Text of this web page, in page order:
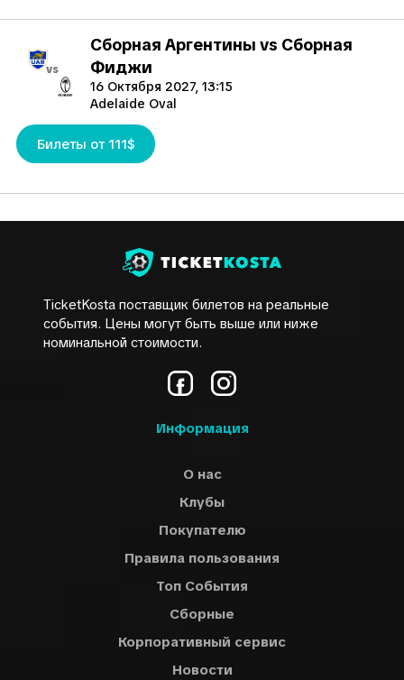
vs
Сборная Аргентины vs Сборная
Фиджи
16 Октября 2027, 13:15
Adelaide Oval
Билеты от 111$
TicketKosta поставщик билетов на реальные
события. Цены могут быть выше или ниже
номинальной стоимости.
Информация
О нас
Клубы
Покупателю
Правила пользования
Топ События
Сборные
Корпоративный сервис
Новости